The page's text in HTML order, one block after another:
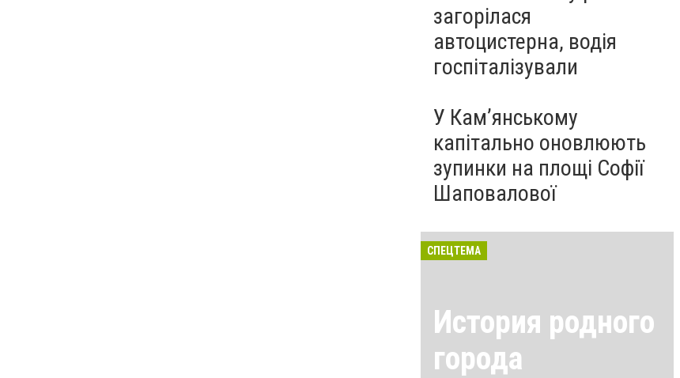
загорілася
автоцистерна, водія
госпіталізували
У Кам’янському
капітально оновлюють
зупинки на площі Софії
Шаповалової
СПЕЦТЕМА
История родного
города